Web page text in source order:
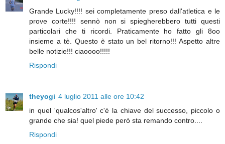
Grande Lucky!!!! sei completamente preso dall'atletica e le
prove corte!!!! sennò non si spiegherebbero tutti questi
particolari che ti ricordi. Praticamente ho fatto gli 8oo
insieme a tè. Questo è stato un bel ritorno!!! Aspetto altre
belle notizie!!! ciaoooo!!!!!
Rispondi
theyogi 4 luglio 2011 alle ore 10:42
in quel 'qualcos'altro' c'è la chiave del successo, piccolo o
grande che sia! quel piede però sta remando contro....
Rispondi